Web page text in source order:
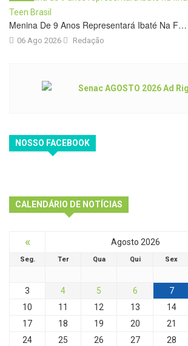
Menina De 9 Anos Representará Ibaté Na F…
06 Ago 2026 Redação
NOSSO FACEBOOK
CALENDÁRIO DE NOTÍCIAS
« Agosto 2026
Seg. Ter Qua Qui Sex
3
4 5 6 7
10
11 12 13 14
17
18 19 20 21
24
25 26 27 28